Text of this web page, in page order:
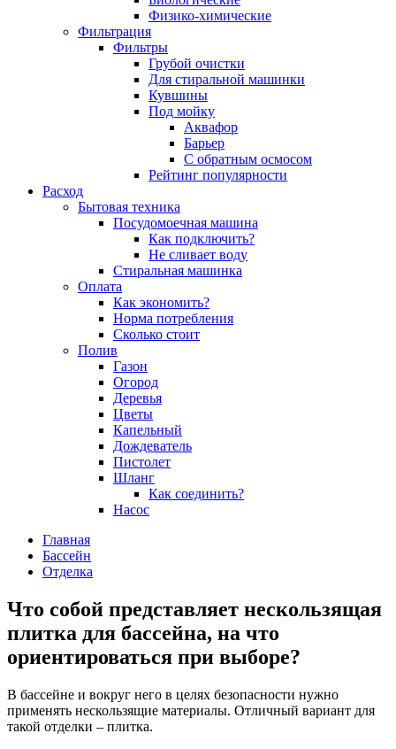
Физико-химические
Фильтрация
Фильтры
Грубой очистки
Для стиральной машинки
Кувшины
Под мойку
Аквафор
Барьер
С обратным осмосом
Рейтинг популярности
Расход
Бытовая техника
Посудомоечная машина
Как подключить?
Не сливает воду
Стиральная машинка
Оплата
Как экономить?
Норма потребления
Сколько стоит
Полив
Газон
Огород
Деревья
Цветы
Капельный
Дождеватель
Пистолет
Шланг
Как соединить?
Насос
Главная
Бассейн
Отделка
Что собой представляет нескользящая
плитка для бассейна, на что
ориентироваться при выборе?
В бассейне и вокруг него в целях безопасности нужно
применять нескользящие материалы. Отличный вариант для
такой отделки – плитка.